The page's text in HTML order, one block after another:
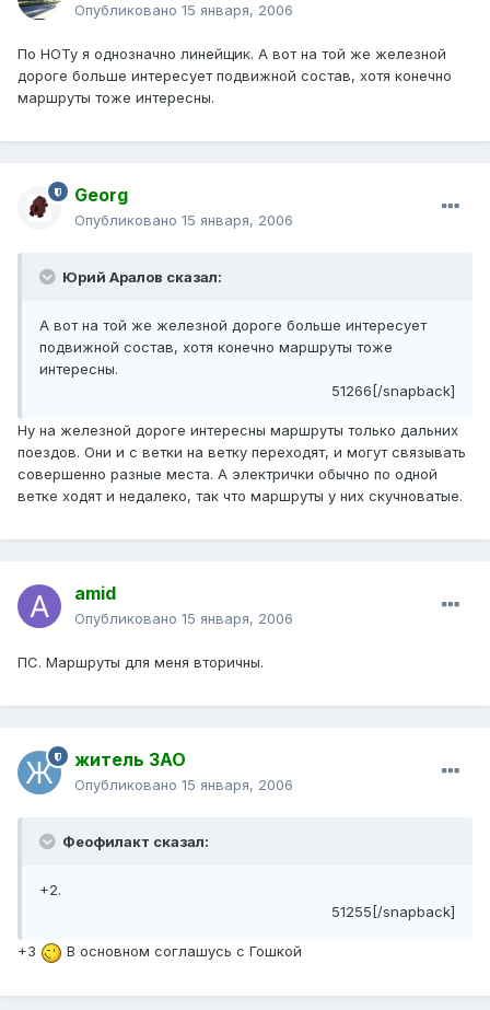
Опубликовано 15 января, 2006
По НОТу я однозначно линейщик. А вот на той же железной
дороге больше интересует подвижной состав, хотя конечно
маршруты тоже интересны.
Georg
Опубликовано 15 января, 2006
Юрий Аралов сказал:
А вот на той же железной дороге больше интересует
подвижной состав, хотя конечно маршруты тоже
интересны.
51266[/snapback]
Ну на железной дороге интересны маршруты только дальних
поездов. Они и с ветки на ветку переходят, и могут связывать
совершенно разные места. А электрички обычно по одной
ветке ходят и недалеко, так что маршруты у них скучноватые.
amid
Опубликовано 15 января, 2006
ПС. Маршруты для меня вторичны.
житель ЗАО
Опубликовано 15 января, 2006
Феофилакт сказал:
+2.
51255[/snapback]
+3 В основном соглашусь с Гошкой